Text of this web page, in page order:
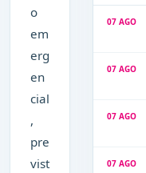
o
em
erg
en
cial
,
pre
vist
07 AGO
07 AGO
07 AGO
07 AGO